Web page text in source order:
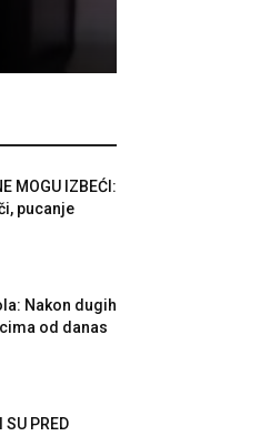
MOGU IZBEĆI:
pucanje
Nakon dugih
od danas
SU PRED